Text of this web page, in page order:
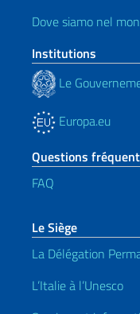
Dove siamo nel
Institutions
Le
Europa.eu
Questions
FAQ
Le Siège
La Délégation
L’Italie à l’Unesco